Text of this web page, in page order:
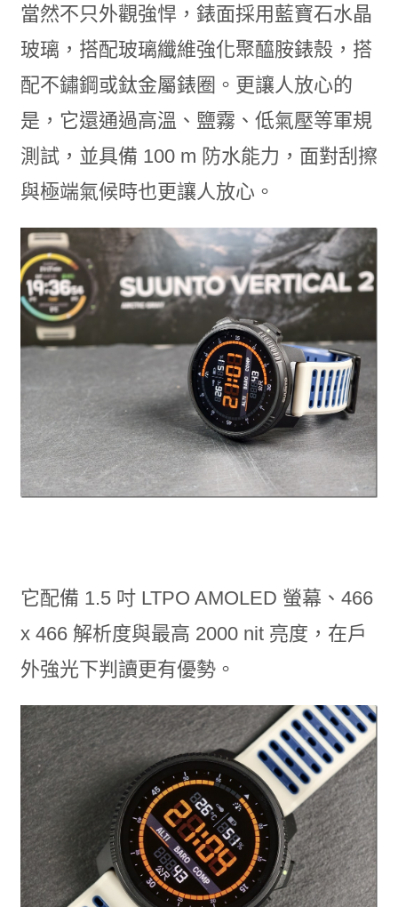
當然不只外觀強悍，錶面採用藍寶石水晶
玻璃，搭配玻璃纖維強化聚醯胺錶殼，搭
配不鏽鋼或鈦金屬錶圈。更讓人放心的
是，它還通過高溫、鹽霧、低氣壓等軍規
測試，並具備 100 m 防水能力，面對刮擦
與極端氣候時也更讓人放心。
它配備 1.5 吋 LTPO AMOLED 螢幕、466
x 466 解析度與最高 2000 nit 亮度，在戶
外強光下判讀更有優勢。